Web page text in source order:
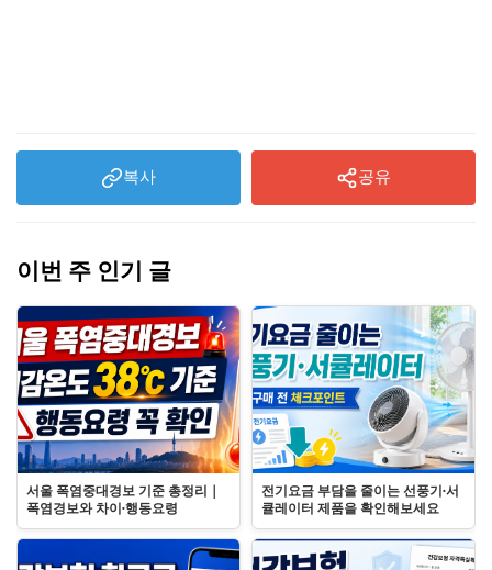
복사 공유
이번 주 인기 글
서울 폭염중대경보 기준 총정리｜
폭염경보와 차이·행동요령
전기요금 부담을 줄이는 선풍기·서
큘레이터 제품을 확인해보세요